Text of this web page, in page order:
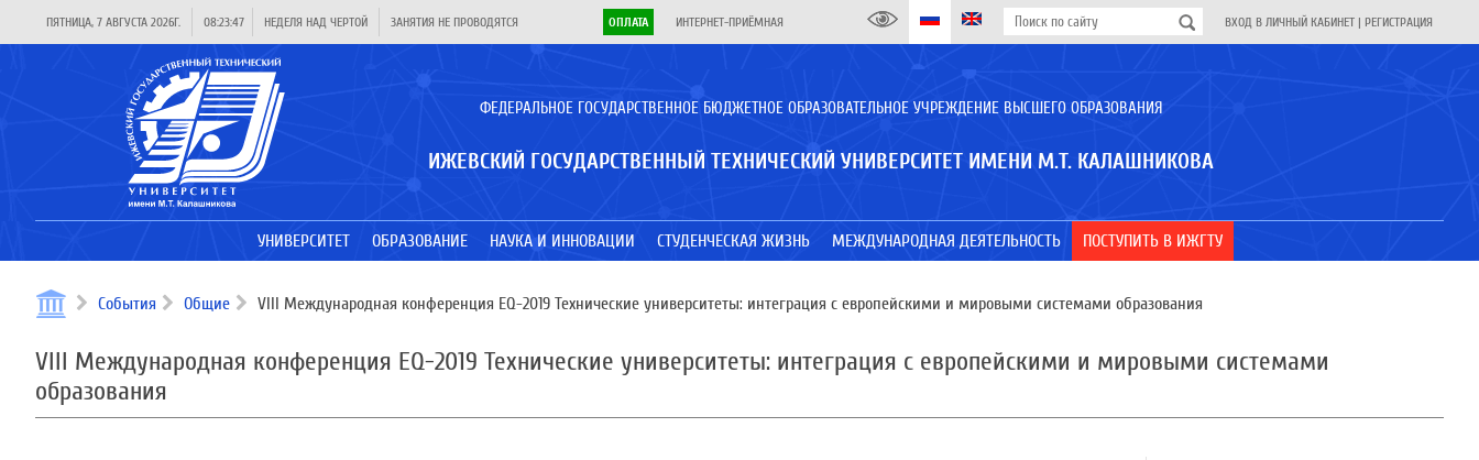
ПЯТНИЦА, 7 АВГУСТА 2026Г. 08:23:47 НЕДЕЛЯ НАД ЧЕРТОЙ ЗАНЯТИЯ НЕ ПРОВОДЯТСЯ ОПЛАТА ИНТЕРНЕТ-ПРИЁМНАЯ ВХОД В ЛИЧНЫЙ КАБИНЕТ | РЕГИСТРАЦИЯ
ФЕДЕРАЛЬНОЕ ГОСУДАРСТВЕННОЕ БЮДЖЕТНОЕ ОБРАЗОВАТЕЛЬНОЕ УЧРЕЖДЕНИЕ ВЫСШЕГО ОБРАЗОВАНИЯ
ИЖЕВСКИЙ ГОСУДАРСТВЕННЫЙ ТЕХНИЧЕСКИЙ УНИВЕРСИТЕТ ИМЕНИ М.Т. КАЛАШНИКОВА
УНИВЕРСИТЕТ ОБРАЗОВАНИЕ НАУКА И ИННОВАЦИИ СТУДЕНЧЕСКАЯ ЖИЗНЬ МЕЖДУНАРОДНАЯ ДЕЯТЕЛЬНОСТЬ ПОСТУПИТЬ В ИЖГТУ
События Общие VIII Международная конференция EQ-2019 Технические университеты: интеграция с европейскими и мировыми системами образования
VIII Международная конференция EQ-2019 Технические университеты: интеграция с европейскими и мировыми системами
образования